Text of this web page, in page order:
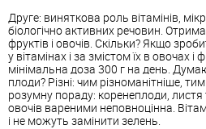
Друге: виняткова роль вітамінів,
біологічно активних речовин.
фруктів і овочів. Скільки? Якщо
у вітамінах і за змістом їх в овочах
мінімальна доза 300 г на день.
плоди? Різні: чим різноманітніше,
розумну пораду: коренеплоди,
овочів вареними неповноцінна.
і не можуть замінити зелень.